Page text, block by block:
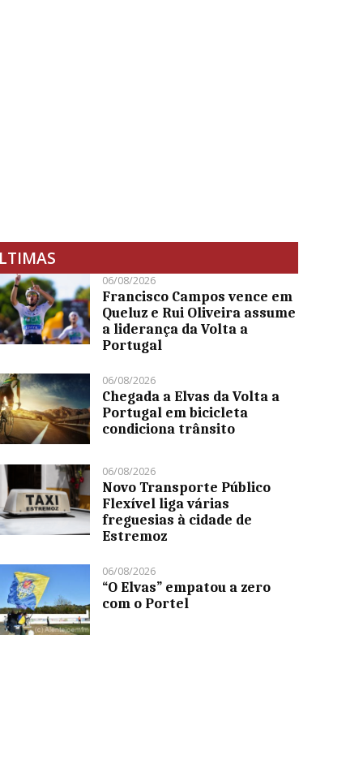
06/08/2026
Francisco Campos vence em
Queluz e Rui Oliveira assume
a liderança da Volta a
Portugal
06/08/2026
Chegada a Elvas da Volta a
Portugal em bicicleta
condiciona trânsito
06/08/2026
Novo Transporte Público
Flexível liga várias
freguesias à cidade de
Estremoz
06/08/2026
“O Elvas” empatou a zero
com o Portel